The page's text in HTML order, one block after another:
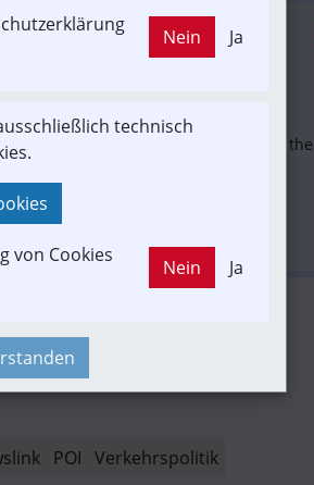
based project for creating a map of the
POI Verkehrspolitik
Nein Ja
technisch
von Cookies
Nein Ja